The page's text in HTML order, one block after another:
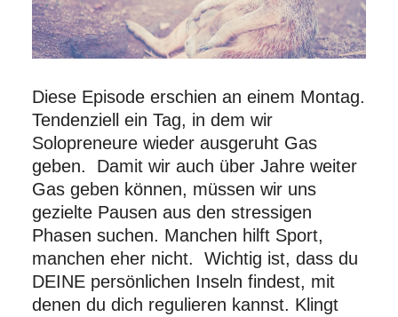
Diese Episode erschien an einem Montag.
Tendenziell ein Tag, in dem wir
Solopreneure wieder ausgeruht Gas
geben. Damit wir auch über Jahre weiter
Gas geben können, müssen wir uns
gezielte Pausen aus den stressigen
Phasen suchen. Manchen hilft Sport,
manchen eher nicht. Wichtig ist, dass du
DEINE persönlichen Inseln findest, mit
denen du dich regulieren kannst. Klingt